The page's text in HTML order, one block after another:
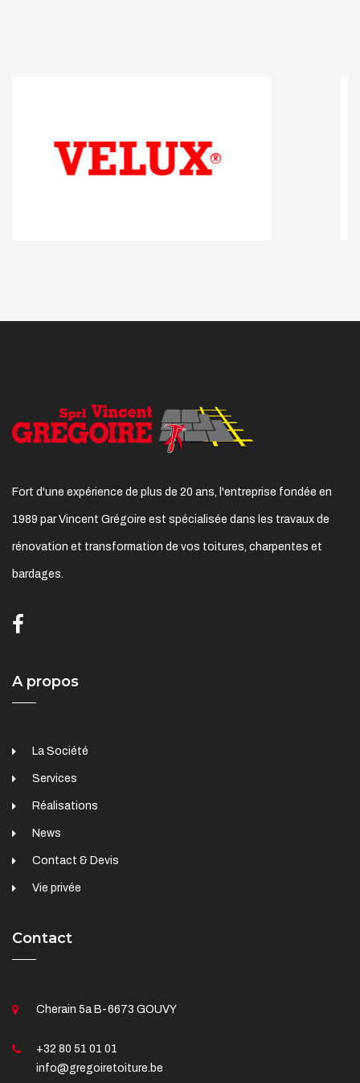
Fort d'une expérience de plus de 20 ans, l'entreprise fondée en
1989 par Vincent Grégoire est spécialisée dans les travaux de
rénovation et transformation de vos toitures, charpentes et
bardages.
A propos
La Société
Services
Réalisations
News
Contact & Devis
Vie privée
Contact
Cherain 5a B-6673 GOUVY
+32 80 51 01 01
info@gregoiretoiture.be